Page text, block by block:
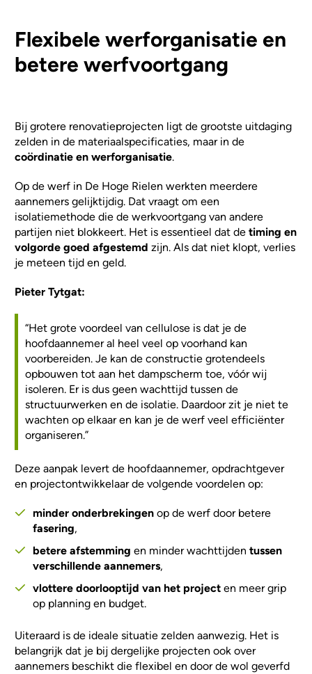
Flexibele werforganisatie en
betere werfvoortgang
Bij grotere renovatieprojecten ligt de grootste uitdaging
zelden in de materiaalspecificaties, maar in de
coördinatie en werforganisatie.
Op de werf in De Hoge Rielen werkten meerdere
aannemers gelijktijdig. Dat vraagt om een
isolatiemethode die de werkvoortgang van andere
partijen niet blokkeert. Het is essentieel dat detiming en
volgorde goed afgestemd zijn. Als dat niet klopt, verlies
je meteen tijd en geld.
Pieter Tytgat:
“Het grote voordeel van cellulose is dat je de
hoofdaannemer al heel veel op voorhand kan
voorbereiden. Je kan de constructie grotendeels
opbouwen tot aan het dampscherm toe, vóór wij
isoleren. Er is dus geen wachttijd tussen de
structuurwerken en de isolatie. Daardoor zit je niet te
wachten op elkaar en kan je de werf veel efficiënter
organiseren.”
Deze aanpak levert de hoofdaannemer, opdrachtgever
en projectontwikkelaar de volgende voordelen op:
minder onderbrekingen op de werf door betere
fasering,
betere afstemming en minder wachttijdentussen
verschillende aannemers,
vlottere doorlooptijd van het project en meer grip
op planning en budget.
Uiteraard is de ideale situatie zelden aanwezig. Het is
belangrijk dat je bij dergelijke projecten ook over
aannemers beschikt die flexibel en door de wol geverfd